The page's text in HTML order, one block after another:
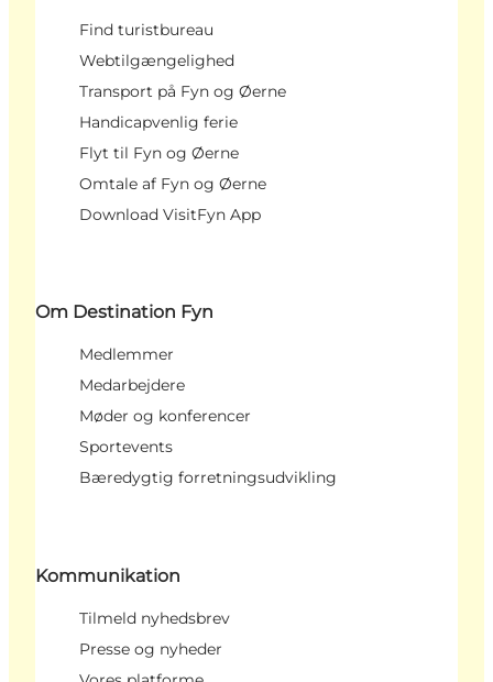
Find turistbureau
Webtilgængelighed
Transport på Fyn og Øerne
Handicapvenlig ferie
Flyt til Fyn og Øerne
Omtale af Fyn og Øerne
Download VisitFyn App
Om Destination Fyn
Medlemmer
Medarbejdere
Møder og konferencer
Sportevents
Bæredygtig forretningsudvikling
Kommunikation
Tilmeld nyhedsbrev
Presse og nyheder